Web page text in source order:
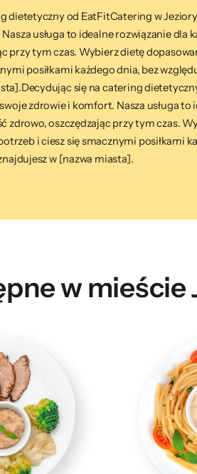
dietetyczny od EatFitCatering w
usługa to idealne rozwiązanie dla
przy tym czas. Wybierz dietę
posiłkami każdego dnia, bez
się na catering
zdrowie i komfort. Nasza usługa to
zdrowo, oszczędzając przy tym czas.
i ciesz się smacznymi posiłkami
w [nazwa miasta].
w mieście